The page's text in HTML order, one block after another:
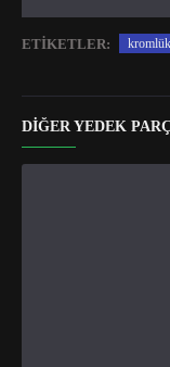
ETIKETLER:
DIĞER YEDEK